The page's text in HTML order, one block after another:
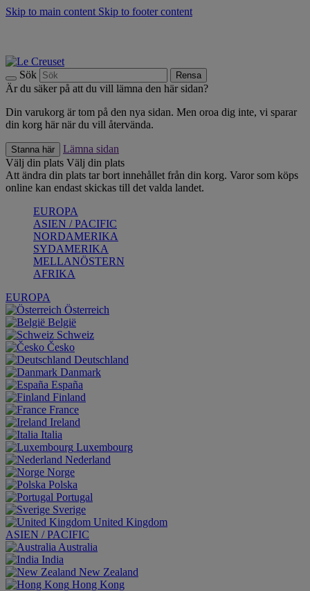
Skip to main content Skip to footer content
Sök Rensa
Är du säker på att du vill lämna den här sidan?
Din varukorg är tom på den nya sidan. Men oroa dig inte, vi sparar
din korg här när du vill återvända.
Stanna här
Lämna sidan
Välj din plats Välj din plats
Att ändra din plats tar bort innehållet från din korg. Varor som köps
online kan endast skickas till det valda landet.
EUROPA
ASIEN / PACIFIC
NORDAMERIKA
SYDAMERIKA
MELLANÖSTERN
AFRIKA
EUROPA
Österreich
België
Schweiz
Česko
Deutschland
Danmark
España
Finland
France
Ireland
Italia
Luxembourg
Nederland
Norge
Polska
Portugal
Sverige
United Kingdom
ASIEN / PACIFIC
Australia
India
New Zealand
Hong Kong